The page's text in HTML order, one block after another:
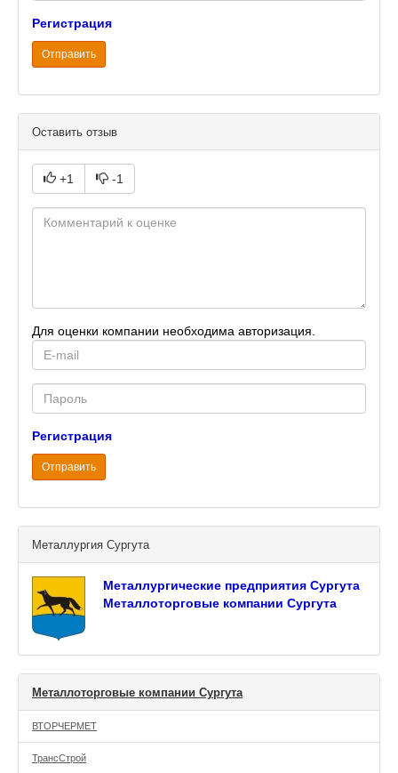
Регистрация
Отправить
Оставить отзыв
+1 -1
Для оценки компании необходима авторизация.
mail
Password
Регистрация
Отправить
Металлургия Сургута
Металлургические предприятия Сургута
Металлоторговые компании Сургута
Металлоторговые компании Сургута
ВТОРЧЕРМЕТ
ТрансСтрой